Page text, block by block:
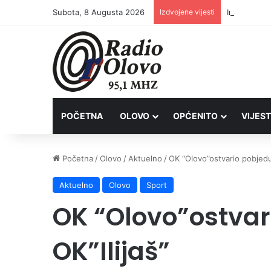
Subota, 8 Augusta 2026 Izdvojene vijesti Inspektori
POČETNA OLOVO OPĆENITO
Početna /Olovo / Aktuelno /OK “Olovo”ostvario
Aktuelno Olovo Sport
OK
OK”Ilijaš”